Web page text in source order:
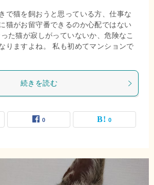
で猫を飼おうと思っている方、仕事な
猫がお留守番できるのか心配ではない
た猫が寂しがっていないか、危険なこ
りますよね。 私も初めてマンションで
続きを読む
0 0